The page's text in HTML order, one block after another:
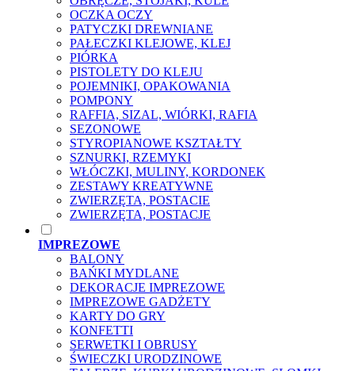
OCZKA OCZY
PATYCZKI DREWNIANE
PAŁECZKI KLEJOWE, KLEJ
PIÓRKA
PISTOLETY DO KLEJU
POJEMNIKI, OPAKOWANIA
POMPONY
RAFFIA, SIZAL, WIÓRKI, RAFIA
SEZONOWE
STYROPIANOWE KSZTAŁTY
SZNURKI, RZEMYKI
WŁÓCZKI, MULINY, KORDONEK
ZESTAWY KREATYWNE
ZWIERZĘTA, POSTACIE
ZWIERZĘTA, POSTACJE
IMPREZOWE
BALONY
BAŃKI MYDLANE
DEKORACJE IMPREZOWE
IMPREZOWE GADŻETY
KARTY DO GRY
KONFETTI
SERWETKI I OBRUSY
ŚWIECZKI URODZINOWE